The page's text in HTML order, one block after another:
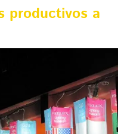
productivos a